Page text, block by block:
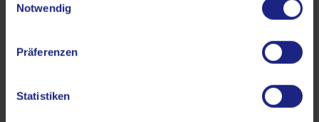
Notwendig
Präferenzen
Statistiken